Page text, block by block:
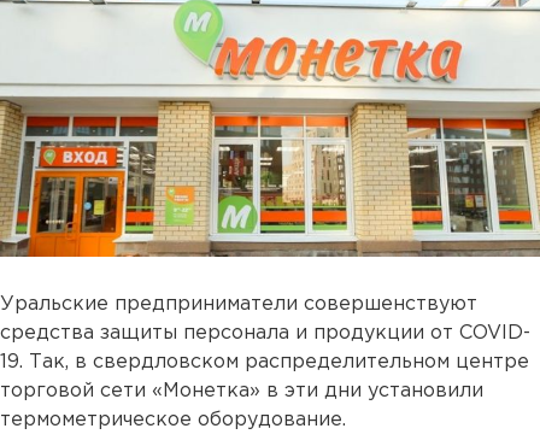
Уральские предприниматели совершенствуют
средства защиты персонала и продукции от COVID-
19. Так, в свердловском распределительном центре
торговой сети «Монетка» в эти дни установили
термометрическое оборудование.